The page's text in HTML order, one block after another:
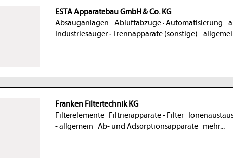
ESTA Apparatebau GmbH & Co. KG
Absauganlagen - Abluftabzüge·Automatisierung -
Industriesauger·Trennapparate (sonstige) -
Franken Filtertechnik KG
Filterelemente· Filtrierapparate - Filter·
- allgemein ·Ab- und Adsorptionsapparate· mehr...